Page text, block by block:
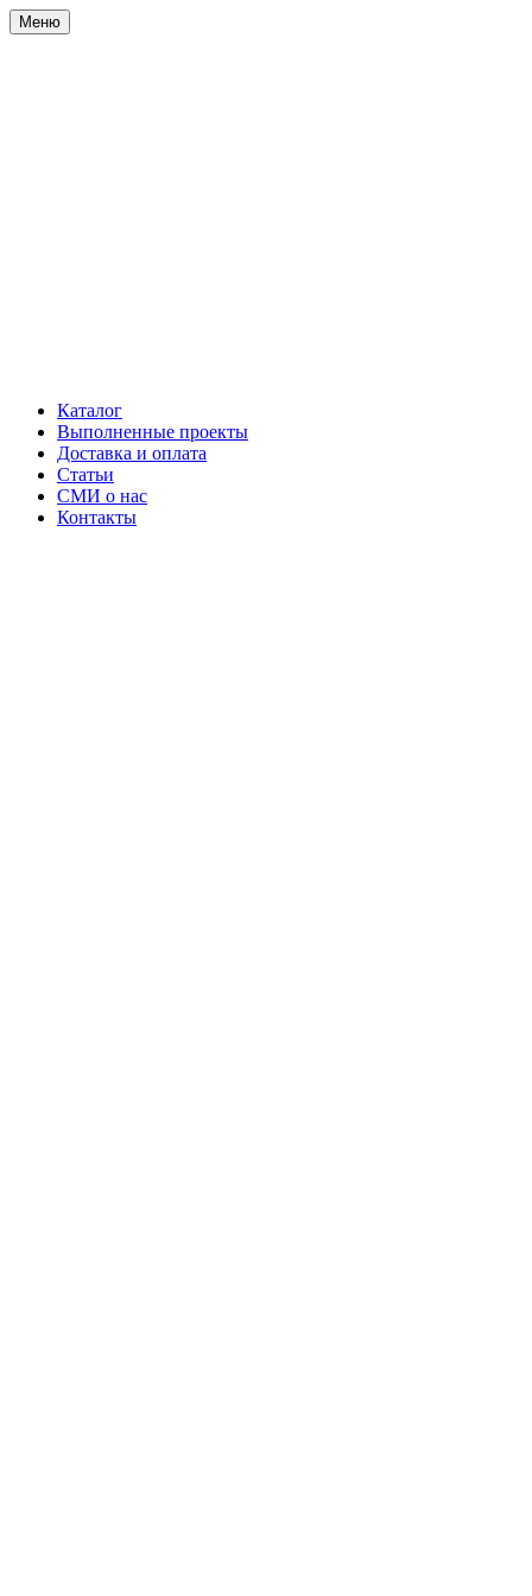
Меню
Каталог
Выполненные проекты
Доставка и оплата
Статьи
СМИ о нас
Контакты